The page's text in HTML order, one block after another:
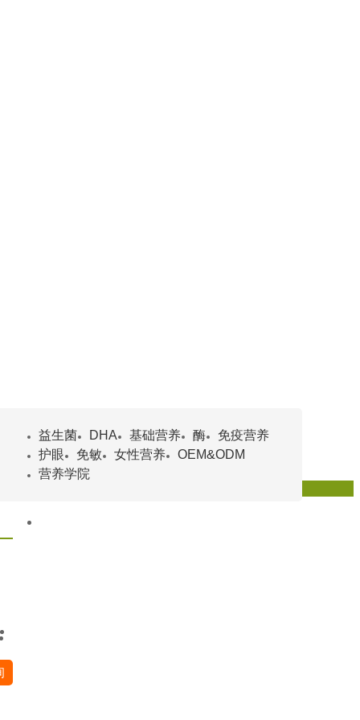
益生菌 DHA 基础营养 酶
免疫营养
护眼
免敏 女性营养
OEM&ODM
营养学院